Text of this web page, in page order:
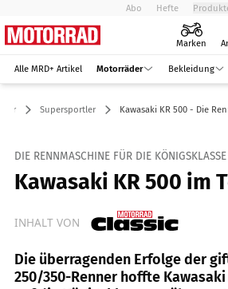
Abo Hefte
Marken
Alle MRD+ Artikel Motorräder Bekleidung
Supersportler Kawasaki KR 500 - Die
DIE RENNMASCHINE FÜR DIE
Kawasaki KR 500 im
INHALT VON
Die überragenden Erfolge der
250/350-Renner hoffte